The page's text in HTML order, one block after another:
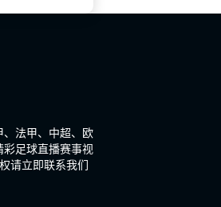
、法甲、中超、欧
足球直播赛事视
请立即联系我们